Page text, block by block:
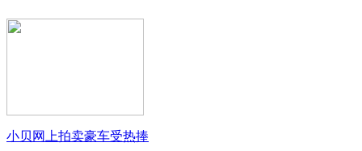
小贝网上拍卖豪车受热捧